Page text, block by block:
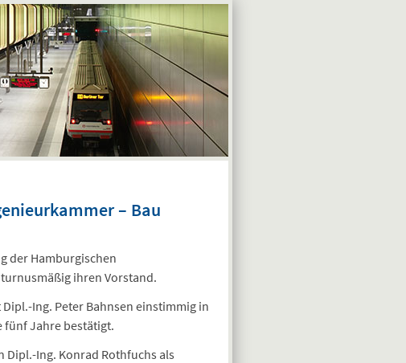
– Bau
der Hamburgischen
ihren Vorstand.
Ing. Peter Bahnsen einstimmig in
fünf Jahre bestätigt.
Dipl.-Ing. Konrad Rothfuchs als